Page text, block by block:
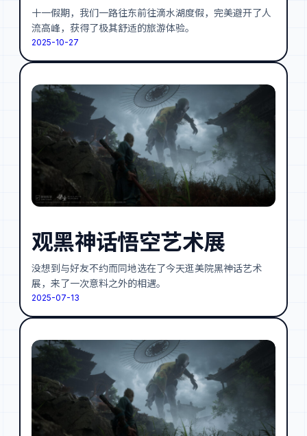
十一假期，我们一路往东前往滴水湖度假，完美避开了人
流高峰，获得了极其舒适的旅游体验。
2025-10-27
观黑神话悟空艺术展
没想到与好友不约而同地选在了今天逛美院黑神话艺术
展，来了一次意料之外的相遇。
2025-07-13